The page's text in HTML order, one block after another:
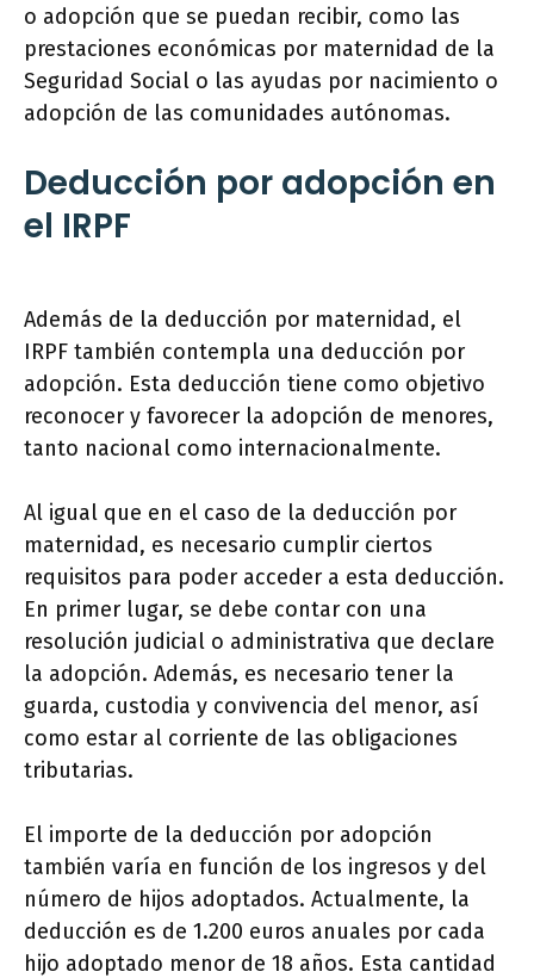
o adopción que se puedan recibir, como las
prestaciones económicas por maternidad de la
Seguridad Social o las ayudas por nacimiento o
adopción de las comunidades autónomas.
Deducción por adopción en
el IRPF
Además de la deducción por maternidad, el
IRPF también contempla una deducción por
adopción. Esta deducción tiene como objetivo
reconocer y favorecer la adopción de menores,
tanto nacional como internacionalmente.
Al igual que en el caso de la deducción por
maternidad, es necesario cumplir ciertos
requisitos para poder acceder a esta deducción.
En primer lugar, se debe contar con una
resolución judicial o administrativa que declare
la adopción. Además, es necesario tener la
guarda, custodia y convivencia del menor, así
como estar al corriente de las obligaciones
tributarias.
El importe de la deducción por adopción
también varía en función de los ingresos y del
número de hijos adoptados. Actualmente, la
deducción es de 1.200 euros anuales por cada
hijo adoptado menor de 18 años. Esta cantidad